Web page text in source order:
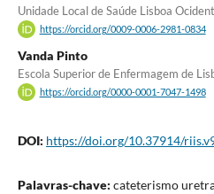
Unidade Local de Saúde Lisboa
https://orcid.org/0009-0006-2981-0834
Vanda Pinto
Escola Superior de Enfermagem de
https://orcid.org/0000-0001-7047-1498
DOI: https://doi.org/10.37914/
Palavras-chave: cateterismo